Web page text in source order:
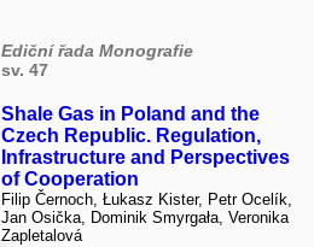
Ediční řada Monografie
sv. 47
Shale Gas in Poland and the
Czech Republic. Regulation,
Infrastructure and Perspectives
of Cooperation
Filip Černoch, Łukasz Kister, Petr Ocelík,
Jan Osička, Dominik Smyrgała, Veronika
Zapletalová